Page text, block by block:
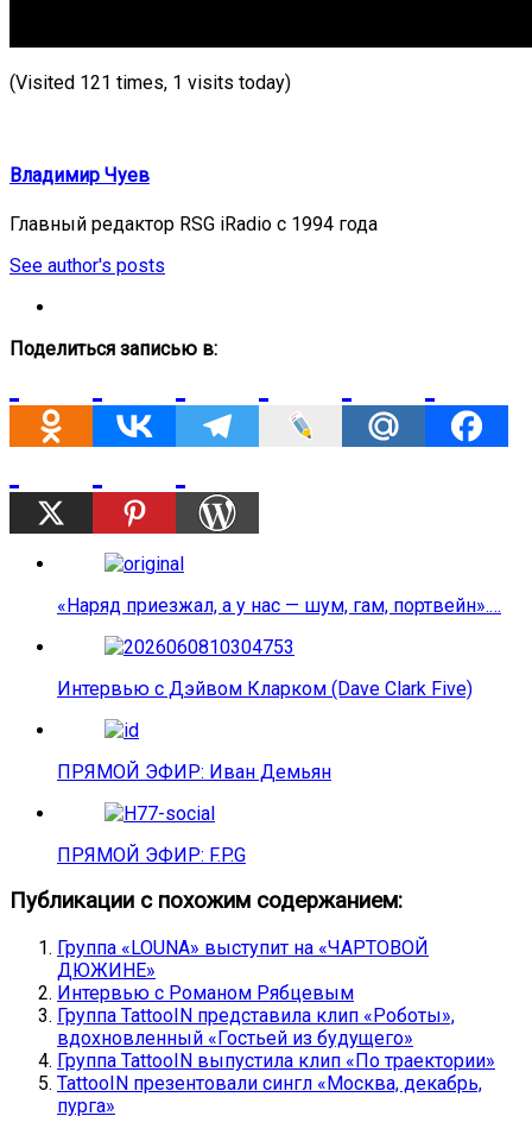
(Visited 121 times, 1 visits today)
Владимир Чуев
Главный редактор RSG iRadio с 1994 года
See author's posts
Поделиться записью в:
«Наряд приезжал, а у нас — шум, гам, портвейн».…
Интервью с Дэйвом Кларком (Dave Clark Five)
ПРЯМОЙ ЭФИР: Иван Демьян
ПРЯМОЙ ЭФИР: F.P.G
Публикации с похожим содержанием:
Группа «LOUNA» выступит на «ЧАРТОВОЙ
ДЮЖИНЕ»
Интервью с Романом Рябцевым
Группа TattooIN представила клип «Роботы»,
вдохновленный «Гостьей из будущего»
Группа TattooIN выпустила клип «По траектории»
TattooIN презентовали сингл «Москва, декабрь,
пурга»